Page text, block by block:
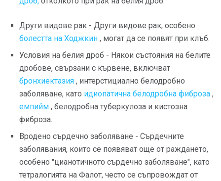
Други видове рак - Други видове рак, особено
болестта на Ходжкин , могат да се появят при клъб.
Условия на белия дроб - Някои състояния на белите
дробове, свързани с кървене, включват
бронхиектазия , интерстициално белодробно
заболяване, като идиопатична белодробна фиброза ,
емпийм , белодробна туберкулоза и кистозна
фиброза.
Вродено сърдечно заболяване - Сърдечните
заболявания, които се появяват още от раждането,
особено "цианотичното сърдечно заболяване", като
тетралогията на Фалот, често се съпровождат от